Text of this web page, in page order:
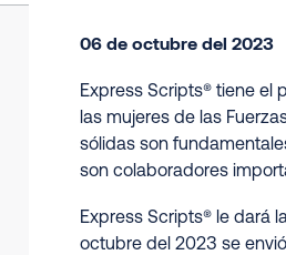
06 de octubre del 2023
Express Scripts® tiene el
las mujeres de las
sólidas son
son colaboradores
Express Scripts® le dará
octubre del 2023 se